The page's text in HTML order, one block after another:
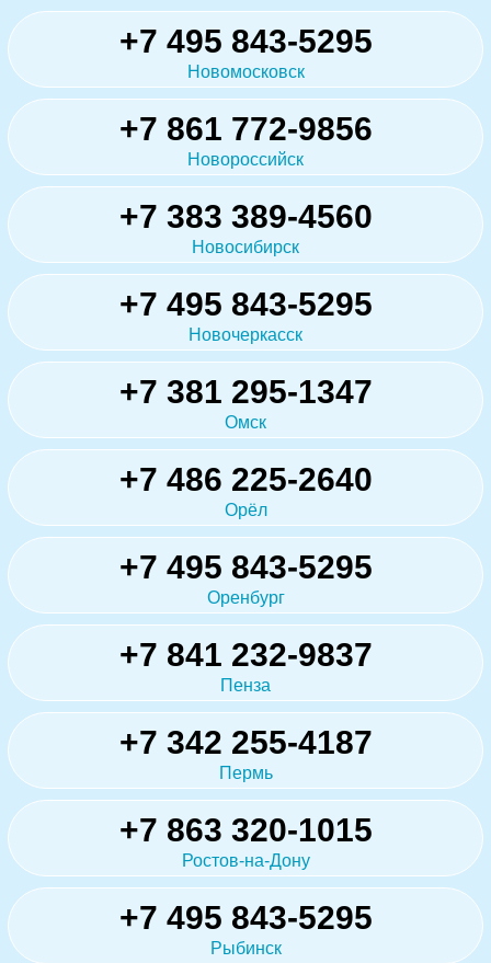
+7 495 843-5295
Новомосковск
+7 861 772-9856
Новороссийск
+7 383 389-4560
Новосибирск
+7 495 843-5295
Новочеркасск
+7 381 295-1347
Омск
+7 486 225-2640
Орёл
+7 495 843-5295
Оренбург
+7 841 232-9837
Пенза
+7 342 255-4187
Пермь
+7 863 320-1015
Ростов-на-Дону
+7 495 843-5295
Рыбинск